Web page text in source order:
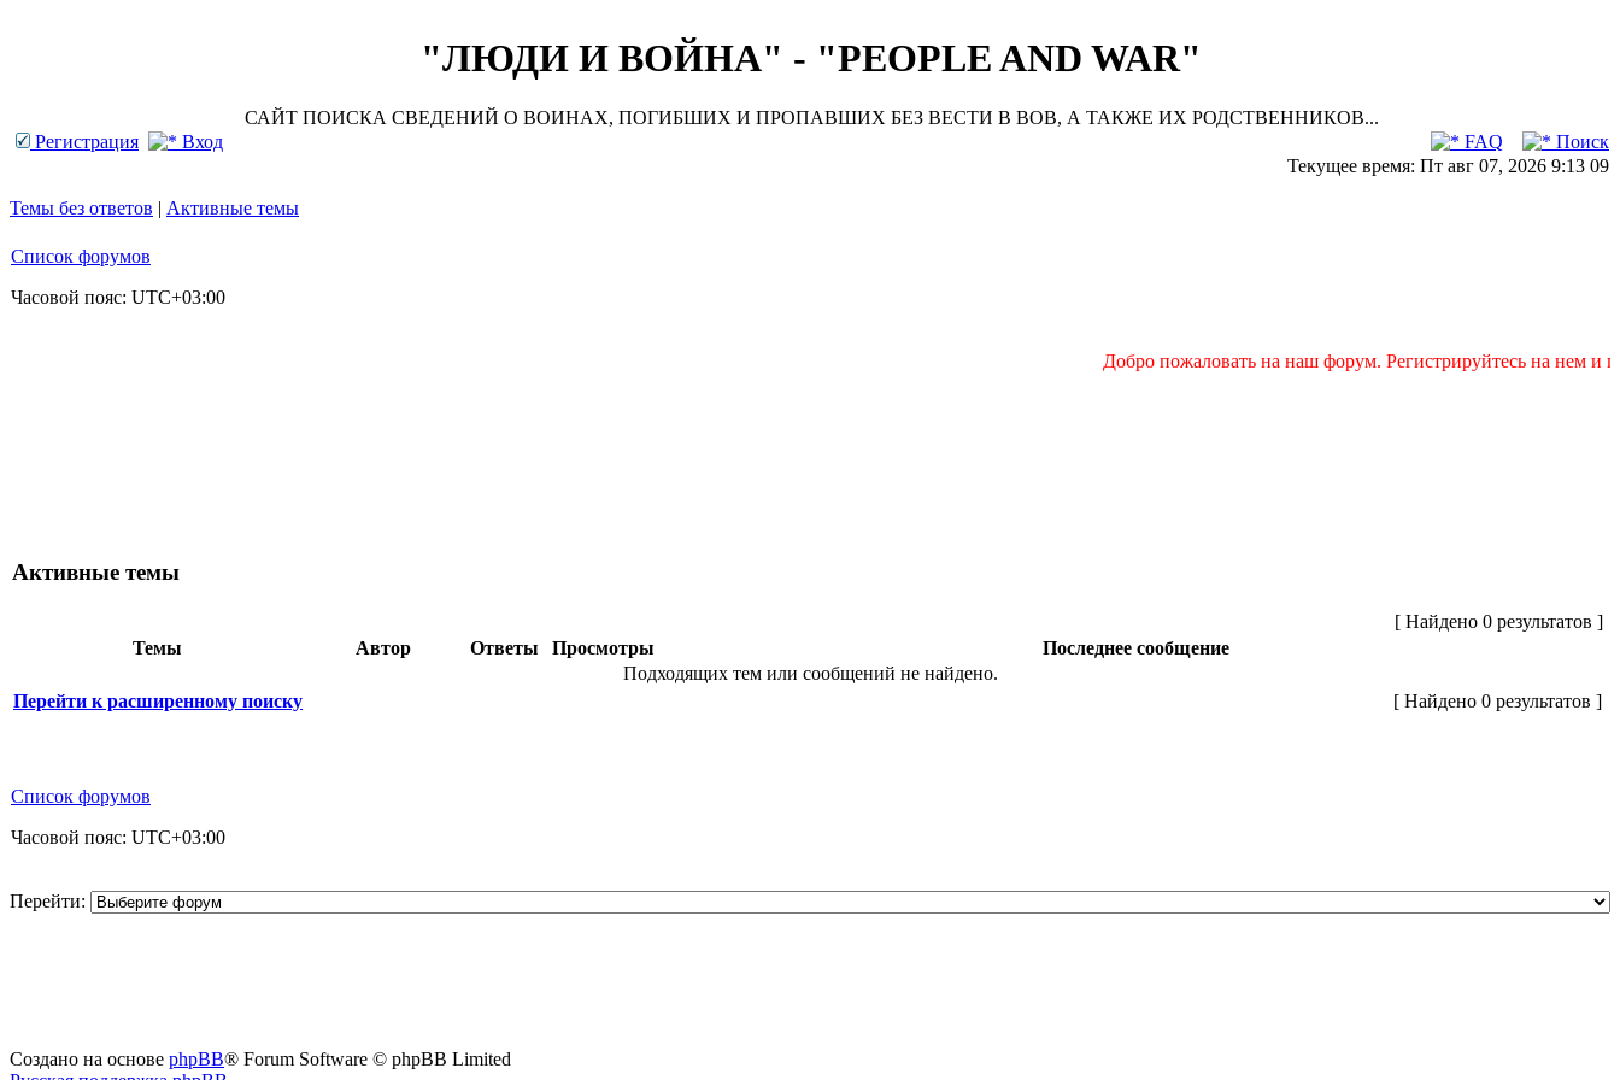
"ЛЮДИ И ВОЙНА" - "PEOPLE AND WAR"
САЙТ ПОИСКА СВЕДЕНИЙ О ВОИНАХ, ПОГИБШИХ И ПРОПАВШИХ БЕЗ ВЕСТИ В ВОВ, А ТАКЖЕ ИХ РОДСТВЕННИКОВ...
Регистрация
Вход FAQ
Поиск
Текущее время: Пт авг 07, 2026 9:13 09
Темы без ответов | Активные темы
Список форумов
Часовой пояс: UTC+03:00
Добро пожаловать на наш форум. Регистрируйтесь на нем и
Активные темы
[ Найдено 0 результатов ]
Темы
Автор Ответы Просмотры
Последнее сообщение
Подходящих тем или сообщений не найдено.
Перейти к расширенному поиску
[ Найдено 0 результатов ]
Список форумов
Часовой пояс: UTC+03:00
Перейти:
Создано на основе phpBB® Forum Software © phpBB Limited